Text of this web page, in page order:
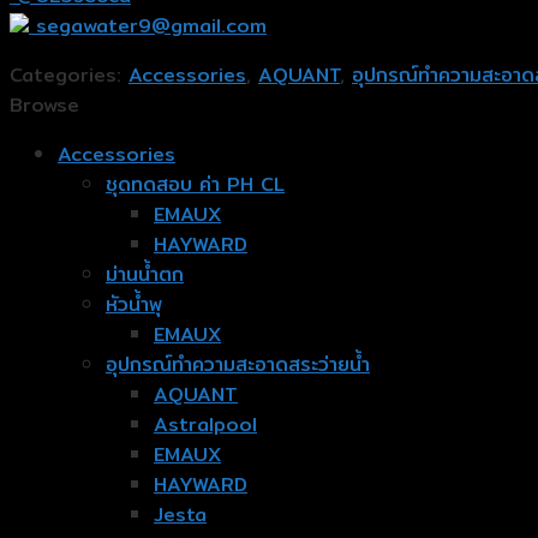
segawater9@gmail.com
Categories: Accessories, AQUANT, อุปกรณ์ทำความสะอาด
Browse
Accessories
ชุดทดสอบ ค่า PH CL
EMAUX
HAYWARD
ม่านน้ำตก
หัวน้ำพุ
EMAUX
อุปกรณ์ทำความสะอาดสระว่ายน้ำ
AQUANT
Astralpool
EMAUX
HAYWARD
Jesta